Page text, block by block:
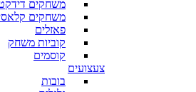
משחקים
משחקים
פאזלים
קוביות משחק
קוסמים
צעצועים
בובות